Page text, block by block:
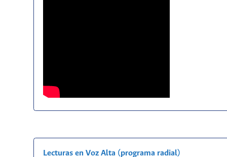
Lecturas en Voz Alta (programa radial)